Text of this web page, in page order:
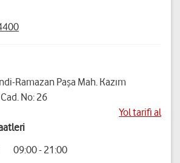
Ramazan Paşa Mah. Kazım
No: 26
Yol tarifi al
09:00 - 21:00